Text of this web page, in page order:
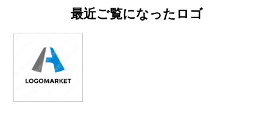
最近ご覧になったロゴ